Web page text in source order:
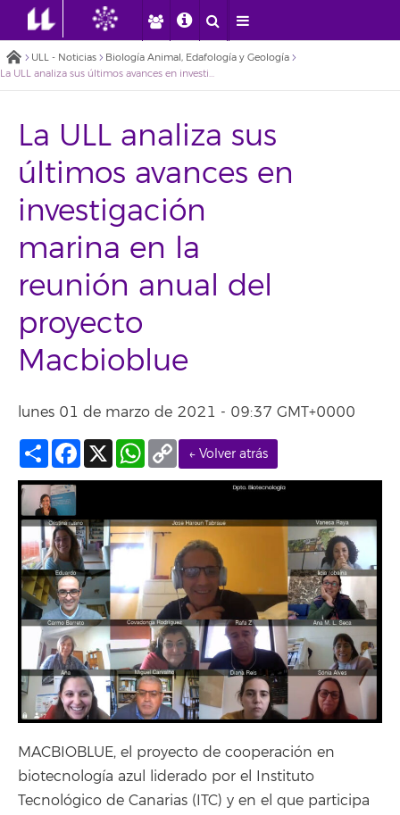
ULL - Noticias
Biología Animal, Edafología y Geología
La ULL analiza sus últimos avances en investigación marina en la reunión anual del proyecto Macbioblue
La ULL analiza sus
últimos avances en
investigación
marina en la
reunión anual del
proyecto
Macbioblue
lunes 01 de marzo de 2021 - 09:37 GMT+0000
← Volver atrás
Compartir
Facebook
X WhatsApp
Copy
Link
MACBIOBLUE, el proyecto de cooperación en
biotecnología azul liderado por el Instituto
Tecnológico de Canarias (ITC) y en el que participa